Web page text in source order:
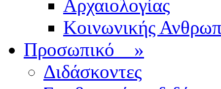
Αρχαιολογίας
Κοινωνικής
Προσωπικό »
Διδάσκοντες